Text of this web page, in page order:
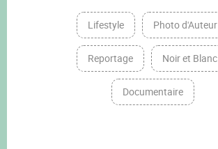
Lifestyle Photo d'Auteur
Reportage Noir et Blanc
Documentaire